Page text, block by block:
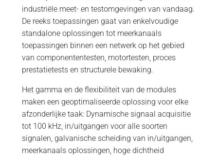
industriële meet- en testomgevingen van vandaag.
De reeks toepassingen gaat van enkelvoudige
standalone oplossingen tot meerkanaals
toepassingen binnen een netwerk op het gebied
van componententesten, motortesten, proces
prestatietests en structurele bewaking.
Het gamma en de flexibiliteit van de modules
maken een geoptimaliseerde oplossing voor elke
afzonderlijke taak: Dynamische signaal acquisitie
tot 100 kHz, in/uitgangen voor alle soorten
signalen, galvanische scheiding van in/uitgangen,
meerkanaals oplossingen, hoge dichtheid